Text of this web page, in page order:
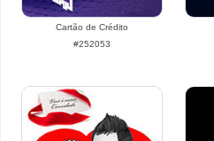
Cartão de Crédito
#252053